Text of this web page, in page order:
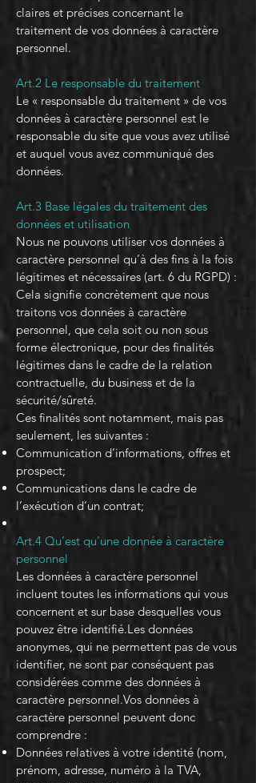
claires et précises concernant le
traitement de vos données à caractère
personnel.
Art.2 Le responsable du traitement
Le « responsable du traitement » de vos
données à caractère personnel est le
responsable du site que vous avez utilisé
et auquel vous avez communiqué des
données.
Art.3 Base légales du traitement des
données et utilisation
Nous ne pouvons utiliser vos données à
caractère personnel qu’à des fins à la fois
légitimes et nécessaires (art. 6 du RGPD) :
Cela signifie concrètement que nous
traitons vos données à caractère
personnel, que cela soit ou non sous
forme électronique, pour des finalités
légitimes dans le cadre de la relation
contractuelle, du business et de la
sécurité/sûreté.
Ces finalités sont notamment, mais pas
seulement, les suivantes :
Communication d’informations, offres et
prospect;
Communications dans le cadre de
l’exécution d’un contrat;
Art.4 Qu’est qu’une donnée à caractère
personnel
Les données à caractère personnel
incluent toutes les informations qui vous
concernent et sur base desquelles vous
pouvez être identifié.Les données
anonymes, qui ne permettent pas de vous
identifier, ne sont par conséquent pas
considérées comme des données à
caractère personnel.Vos données à
caractère personnel peuvent donc
comprendre :
Données relatives à votre identité (nom,
prénom, adresse, numéro à la TVA,